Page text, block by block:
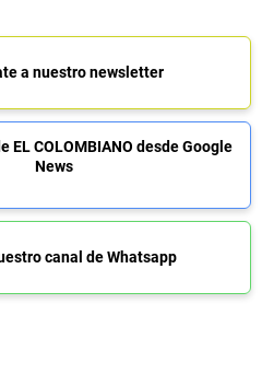
a nuestro newsletter
EL COLOMBIANO desde Google
News
canal de Whatsapp